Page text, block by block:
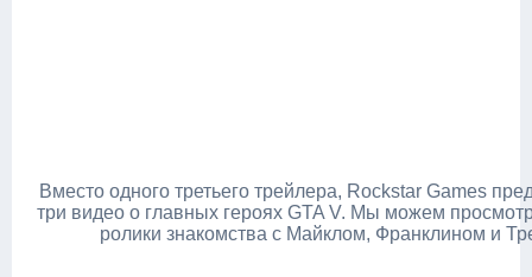
Вместо одного третьего трейлера, Rockstar Games
три видео о главных героях GTA V. Мы можем
ролики знакомства с Майклом, Франклином и